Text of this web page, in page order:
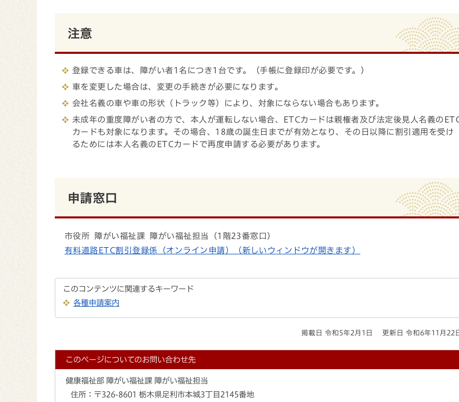
注意
登録できる車は、障がい者1名につき1台です。（手帳に登録印が必要です。）
車を変更した場合は、変更の手続きが必要になります。
会社名義の車や車の形状（トラック等）により、対象にならない場合もあります。
未成年の重度障がい者の方で、本人が運転しない場合、ETCカードは親権者及び法定後見人名義の
カードも対象になります。その場合、18歳の誕生日までが有効となり、その日以降に割引適用を受け
るためには本人名義のETCカードで再度申請する必要があります。
申請窓口
市役所 障がい福祉課 障がい福祉担当（1階23番窓口）
有料道路ETC割引登録係（オンライン申請）（新しいウィンドウが開きます）
このコンテンツに関連するキーワード
各種申請案内
掲載日 令和5年2月1日 更新日 令和6年11月22
このページについてのお問い合わせ先
健康福祉部 障がい福祉課 障がい福祉担当
住所： 〒326-8601 栃木県足利市本城3丁目2145番地